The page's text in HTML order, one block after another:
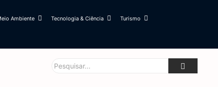
Ambiente Tecnologia & Ciência Turismo